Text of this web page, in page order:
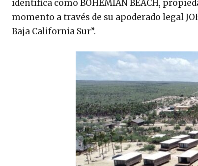
identifica como BOHEMIAN BEACH,
momento a través de su apoderado legal
Baja California Sur”.